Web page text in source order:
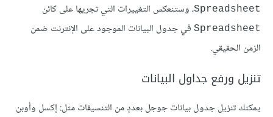
Spreadsheet، وستنعكس التغييرات التي تجريها على كائن
Spreadsheet في جدول البيانات الموجود على الإنترنت ضمن
الزمن الحقيقي.
تنزيل ورفع جداول البيانات
يمكنك تنزيل جدول بيانات جوجل بعددٍ من التنسيقات مثل: إكسل وأوبن